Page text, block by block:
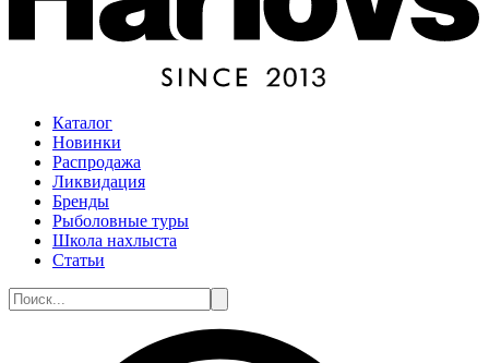
Каталог
Новинки
Распродажа
Ликвидация
Бренды
Рыболовные туры
Школа нахлыста
Статьи